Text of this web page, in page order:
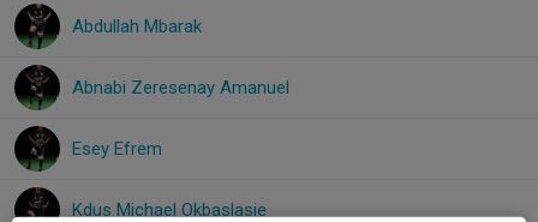
Abdullah Mbarak
Abnabi Zeresenay Amanuel
Esey Efrem
Kdus Michael Okbaslasie